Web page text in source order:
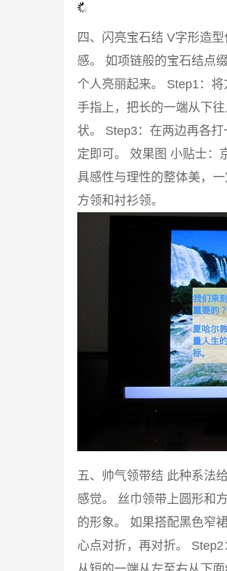
四、闪亮宝石结 V字形造
感。 如项链般的宝石结点
个人亮丽起来。 Step1：
手指上，把长的一端从下
状。 Step3：在两边再各
定即可。 效果图 小贴士：
具感性与理性的整体美，
方领和衬衫领。
五、帅气领带结 此种系法
感觉。 丝巾领带上圆形和
的形象。 如果搭配黑色窄
心点对折，再对折。